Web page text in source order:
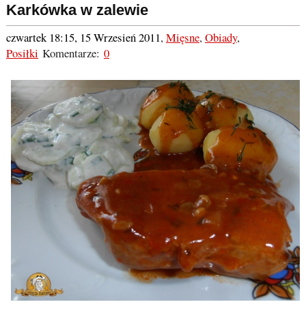
Karkówka w zalewie
czwartek 18:15, 15 Wrzesień 2011,Mięsne,Obiady,
Posiłki Komentarze: 0